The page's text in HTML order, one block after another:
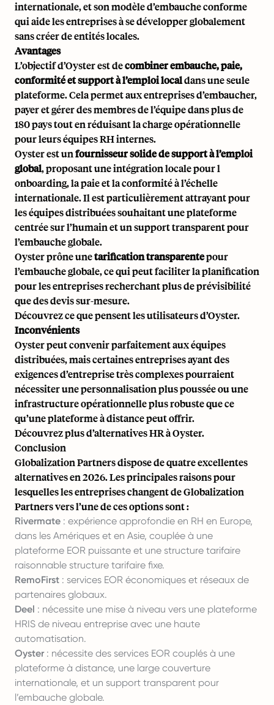
internationale, et son modèle d’embauche conforme
qui aide les entreprises à se développer globalement
sans créer de entités locales.
Avantages
L’objectif d’Oyster est decombiner embauche, paie,
conformité et support à l’emploi localdans une seule
plateforme. Cela permet aux entreprises d’embaucher,
payer et gérer des membres de l’équipe dans plus de
180 pays tout en réduisant la charge opérationnelle
pour leurs équipes RH internes.
Oyster est unfournisseur solide de support à l’emploi
global, proposant une intégration locale pour l
onboarding, la paie et la conformité à l’échelle
internationale. Il est particulièrement attrayant pour
les équipes distribuées souhaitant une plateforme
centrée sur l’humain et un support transparent pour
l’embauche globale.
Oyster prône unetarification transparentepour
l’embauche globale, ce qui peut faciliter la planification
pour les entreprises recherchant plus de prévisibilité
que des devis sur-mesure.
Découvrez ce que pensent les utilisateurs d’Oyster.
Inconvénients
Oyster peut convenir parfaitement aux équipes
distribuées, mais certaines entreprises ayant des
exigences d’entreprise très complexes pourraient
nécessiter une personnalisation plus poussée ou une
infrastructure opérationnelle plus robuste que ce
qu’une plateforme à distance peut offrir.
Découvrez plusd’alternatives HR à Oyster.
Conclusion
Globalization Partners dispose de quatre excellentes
alternatives en 2026. Les principales raisons pour
lesquelles les entreprises changent de Globalization
Partners vers l’une de ces options sont :
Rivermate : expérience approfondie en RH en Europe,
dans les Amériques et en Asie, couplée à une
plateforme EOR puissante et une structure tarifaire
raisonnable structure tarifaire fixe.
RemoFirst : services EOR économiques et réseaux de
partenaires globaux.
Deel : nécessite une mise à niveau vers une plateforme
HRIS de niveau entreprise avec une haute
automatisation.
Oyster: nécessite des services EOR couplés à une
plateforme à distance, une large couverture
internationale, et un support transparent pour
l’embauche globale.